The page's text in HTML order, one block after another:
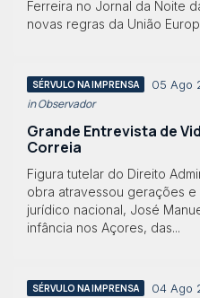
Ferreira no Jornal da Noite
novas regras da União
SÉRVULO NA IMPRENSA 05 Ago
in Observador
Grande Entrevista de
Correia
Figura tutelar do Direito
obra atravessou gerações
jurídico nacional, José
infância nos Açores, das...
SÉRVULO NA IMPRENSA 04 Ago